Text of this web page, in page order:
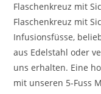
Flaschenkreuz mit
Flaschenkreuz mit
Infusionsfüsse,
aus Edelstahl oder
uns erhalten. Eine
mit unseren 5-Fuss